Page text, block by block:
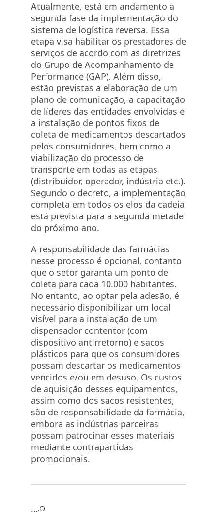
Atualmente, está em andamento a
segunda fase da implementação do
sistema de logística reversa. Essa
etapa visa habilitar os prestadores de
serviços de acordo com as diretrizes
do Grupo de Acompanhamento de
Performance (GAP). Além disso,
estão previstas a elaboração de um
plano de comunicação, a capacitação
de líderes das entidades envolvidas e
a instalação de pontos fixos de
coleta de medicamentos descartados
pelos consumidores, bem como a
viabilização do processo de
transporte em todas as etapas
(distribuidor, operador, indústria etc.).
Segundo o decreto, a implementação
completa em todos os elos da cadeia
está prevista para a segunda metade
do próximo ano.
A responsabilidade das farmácias
nesse processo é opcional, contanto
que o setor garanta um ponto de
coleta para cada 10.000 habitantes.
No entanto, ao optar pela adesão, é
necessário disponibilizar um local
visível para a instalação de um
dispensador contentor (com
dispositivo antirretorno) e sacos
plásticos para que os consumidores
possam descartar os medicamentos
vencidos e/ou em desuso. Os custos
de aquisição desses equipamentos,
assim como dos sacos resistentes,
são de responsabilidade da farmácia,
embora as indústrias parceiras
possam patrocinar esses materiais
mediante contrapartidas
promocionais.